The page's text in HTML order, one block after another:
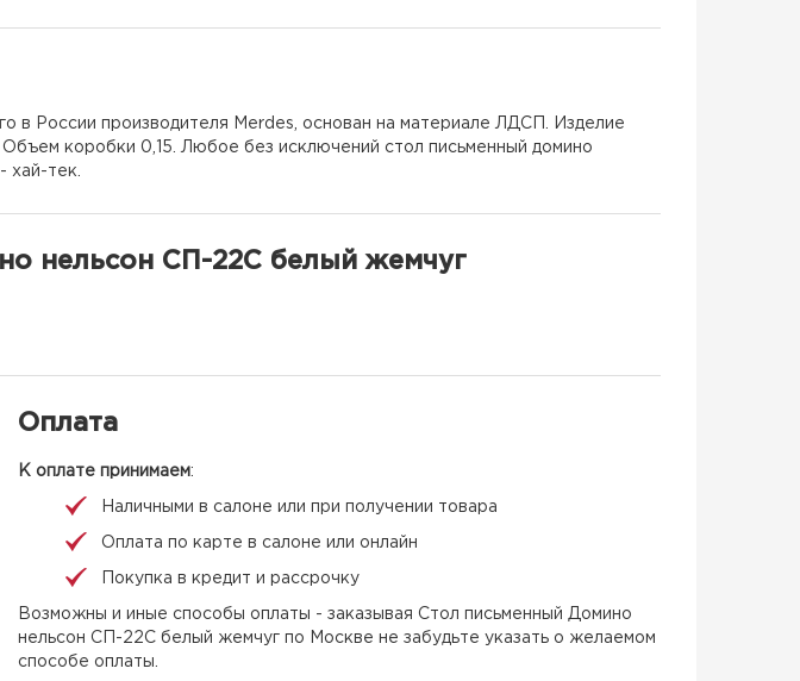
в России производителя Merdes, основан на материале ЛДСП. Изделие
коробки 0,15. Любое без исключений стол письменный домино
хай-тек.
нельсон СП-22С белый жемчуг
Оплата
К оплате принимаем:
Наличными в салоне или при получении товара
Оплата по карте в салоне или онлайн
Покупка в кредит и рассрочку
Возможны и иные способы оплаты - заказывая Стол письменный Домино
нельсон СП-22С белый жемчуг по Москве не забудьте указать о желаемом
способе оплаты.